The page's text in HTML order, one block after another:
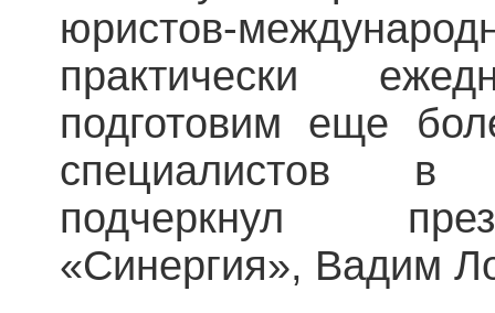
юристов-
практически
подготовим еще
специалистов
подчеркнул
«Синергия», Вадим